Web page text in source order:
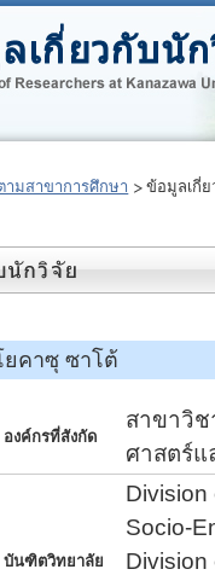
ามสาขาการศึกษา ข้อมูลเกี่
คาซุ ซาโต้
องค์กรที่สังกัด
สาขาวิช
ศาสตร์แ
บันฑิตวิทยาลัย
Division
Socio-
Division